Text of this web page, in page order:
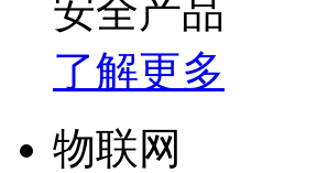
安全产品
了解更多
物联网